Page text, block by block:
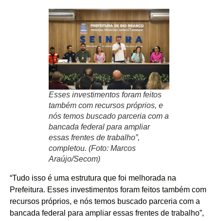
Esses investimentos foram feitos
também com recursos próprios, e
nós temos buscado parceria com a
bancada federal para ampliar
essas frentes de trabalho”,
completou. (Foto: Marcos
Araújo/Secom)
“Tudo isso é uma estrutura que foi melhorada na
Prefeitura. Esses investimentos foram feitos também com
recursos próprios, e nós temos buscado parceria com a
bancada federal para ampliar essas frentes de trabalho”,